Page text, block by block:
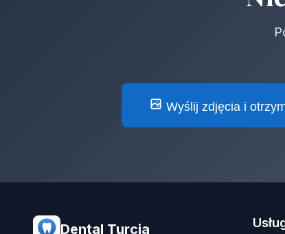
Wyślij zdjęcia i
Dental Turcja